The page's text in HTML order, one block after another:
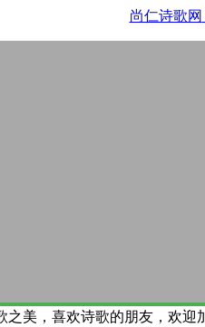
尚仁诗歌网
美，喜欢诗歌的朋友，欢迎